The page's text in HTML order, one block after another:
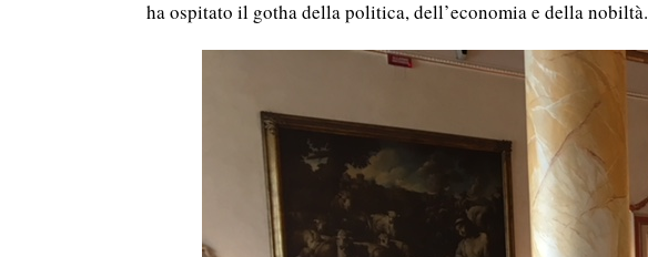
ha ospitato il gotha della politica, dell’economia e della nobiltà.